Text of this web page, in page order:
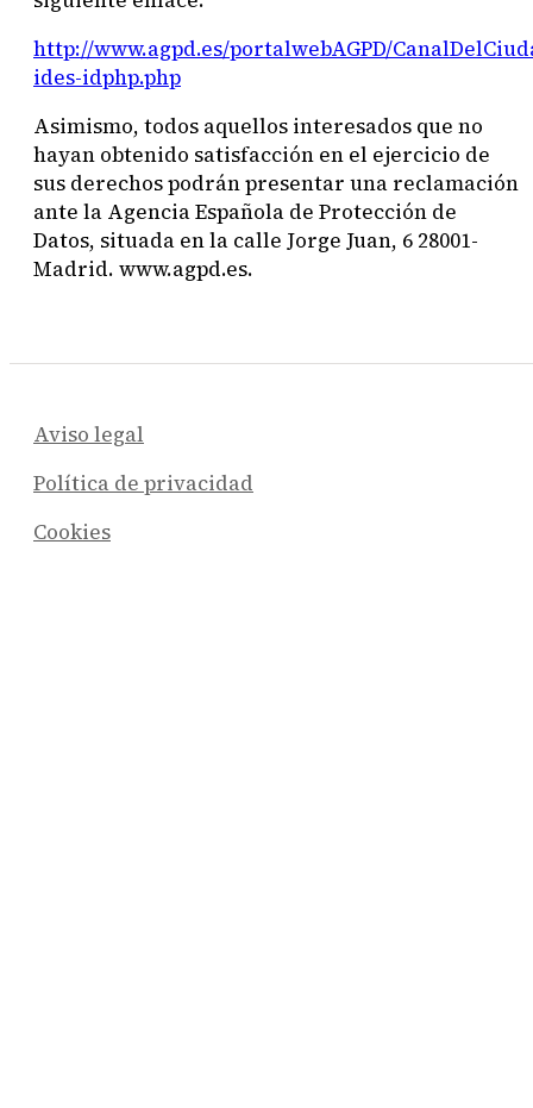
http://www.agpd.es/portalwebAGPD/
ides-idphp.php
Asimismo, todos aquellos interesados que no
hayan obtenido satisfacción en el ejercicio de
sus derechos podrán presentar una reclamación
ante la Agencia Española de Protección de
Datos, situada en la calle Jorge Juan, 6 28001-
Madrid. www.agpd.es.
Aviso legal
Política de privacidad
Cookies